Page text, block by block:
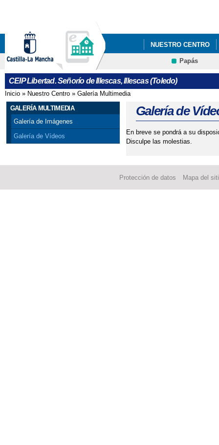
NUESTRO CENTRO
AMPA CEIP LIBERTAD
Papás
CEIP Libertad. Señorío de Illescas, Illescas (Toledo)
Se encuentra usted aquí
Inicio » Nuestro Centro » Galería Multimedia
GALERÍA MULTIMEDIA
Galería de Imágenes
Galería de Vídeos
Galería de
En breve se pondrá a su
Disculpe las molestias.
Protección de datos Mapa del